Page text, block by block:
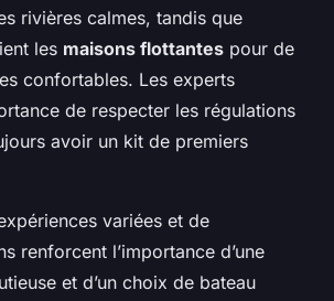
rivières calmes, tandis que
les maisons flottantes pour de
confortables. Les experts
de respecter les régulations
avoir un kit de premiers
variées et de
renforcent l’importance d’une
et d’un choix de bateau